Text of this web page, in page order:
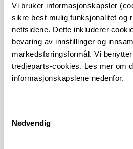
Vi bruker informasjonskapsler
sikre best mulig funksjonalitet og
nettsidene. Dette inkluderer
bevaring av innstillinger og
markedsføringsformål. Vi
tredjeparts-cookies. Les mer om
informasjonskapslene nedenfor.
Nødvendig
Digital eksamen og
underområder:
Seniorådgiver i
eksamen
Wiseflow lisensadmin
Plagiatkontroll